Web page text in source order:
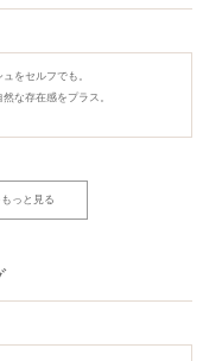
をセルフでも。
な存在感をプラス。
っと見る